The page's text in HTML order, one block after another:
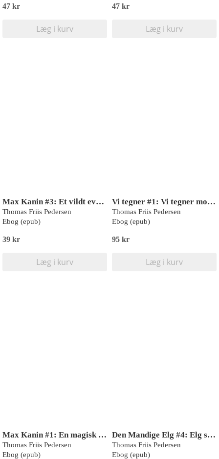
47 kr
Læg i kurv
47 kr
Læg i kurv
Max Kanin #3: Et vildt eventyr (LYT & LÆS)
Thomas Friis Pedersen
Ebog (epub)
39 kr
Læg i kurv
Vi tegner #1: Vi tegner monstre
Thomas Friis Pedersen
Ebog (epub)
95 kr
Læg i kurv
Max Kanin #1: En magisk hat (LYT & LÆS)
Thomas Friis Pedersen
Ebog (epub)
Den Mandige Elg #4: Elg slår en rekord (LYT & LÆS)
Thomas Friis Pedersen
Ebog (epub)